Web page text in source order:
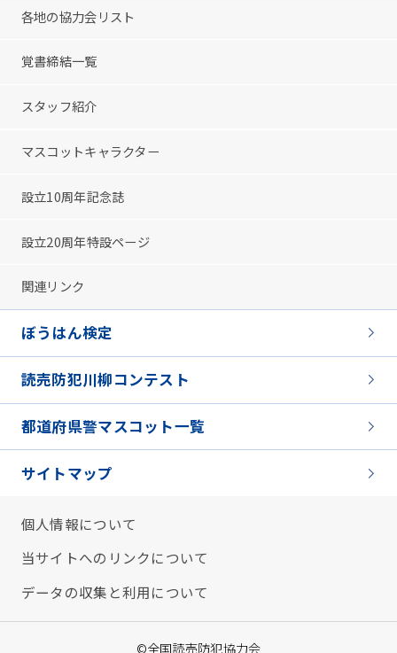
各地の協力会リスト
覚書締結一覧
スタッフ紹介
マスコットキャラクター
設立10周年記念誌
設立20周年特設ページ
関連リンク
ぼうはん検定
読売防犯川柳コンテスト
都道府県警マスコット一覧
サイトマップ
個人情報について
当サイトへのリンクについて
データの収集と利用について
©全国読売防犯協力会